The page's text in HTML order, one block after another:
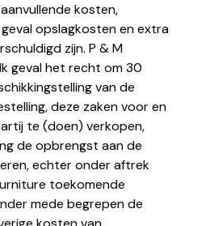
kosten,
opslagkosten en extra
zijn. P & M
geval het recht om 30
van de
deze zaken voor en
te (doen) verkopen,
de opbrengst aan de
echter onder aftrek
toekomende
mede begrepen de